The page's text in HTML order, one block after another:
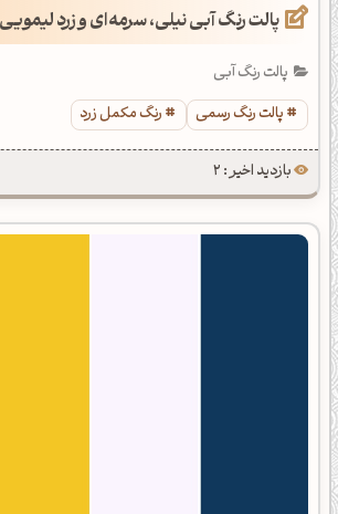
پالت رنگ آبی نیلی، سرمه‌ای و زرد لیمویی
پالت رنگ آبی
پالت رنگ رسمی
رنگ مکمل زرد
بازدید اخیر : 2